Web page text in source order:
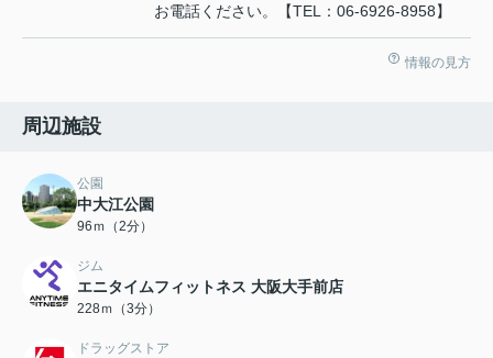
お電話ください。【TEL：06-6926-8958】
情報の見方
周辺施設
公園
中大江公園
96ｍ（2分）
ジム
エニタイムフィットネス 大阪大手前店
228ｍ（3分）
ドラッグストア